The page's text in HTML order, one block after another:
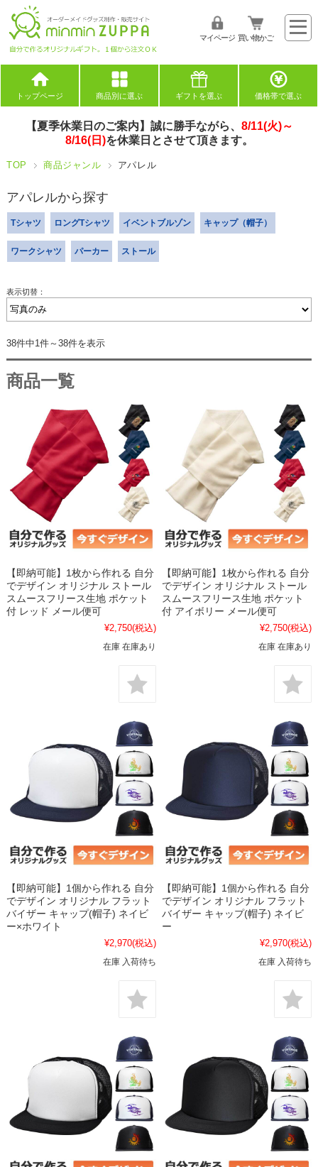
マイページ 買い物かご
トップページ 商品別に選ぶ ギフトを選ぶ 価格帯で選ぶ
【夏季休業日のご案内】誠に勝手ながら、 8/11(火)～
8/16(日)を休業日とさせて頂きます。
TOP 商品ジャンル アパレル
アパレル
Tシャツ ロングTシャツ イベントブルゾン キャップ（帽子）
ワークシャツ パーカー ストール
表示切替：
38件中1件～38件を表示
商品一覧
【即納可能】1枚から作れる 自分
でデザイン オリジナル ストール
スムースフリース生地 ポケット
付 レッド メール便可
¥2,750(税込)
在庫 在庫あり
【即納可能】1枚から作れる 自分
でデザイン オリジナル ストール
スムースフリース生地 ポケット
付 アイボリー メール便可
¥2,750(税込)
在庫 在庫あり
【即納可能】1個から作れる 自分
でデザイン オリジナル フラット
バイザー キャップ(帽子) ネイビ
ー×ホワイト
¥2,970(税込)
在庫 入荷待ち
【即納可能】1個から作れる 自分
でデザイン オリジナル フラット
バイザー キャップ(帽子) ネイビ
ー
¥2,970(税込)
在庫 入荷待ち